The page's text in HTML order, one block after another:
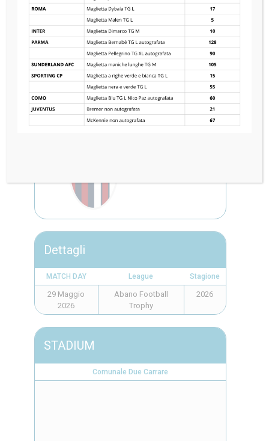
KASHIWA REYSOL
2
—
3
Dettagli
MATCH DAY League Stagione
29 Maggio
2026
Abano Football
Trophy
2026
STADIUM
Comunale Due Carrare